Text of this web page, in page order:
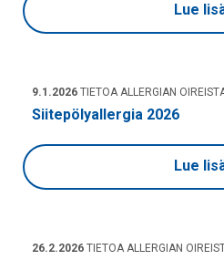
Lue
9.1.2026 TIETOA ALLERGIAN
Siitepölyallergia 2026
Lue
26.2.2026 TIETOA ALLERGIAN